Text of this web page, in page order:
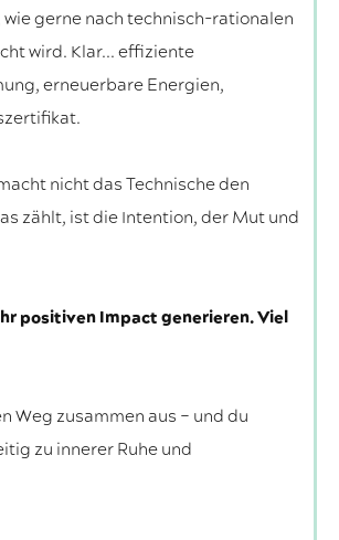
gerne nach technisch-rationalen
wird. Klar... effiziente
erneuerbare Energien,
nicht das Technische den
zählt, ist die Intention, der Mut und
positiven Impact generieren. Viel
Weg zusammen aus – und du
zu innerer Ruhe und